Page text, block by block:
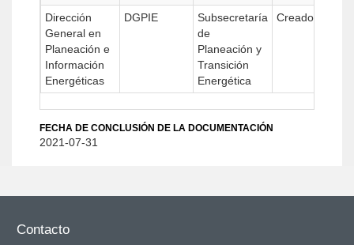
Dirección
General en
Planeación e
Información
Energéticas
DGPIE
Subsecretaría
de
Planeación y
Transición
Energética
Creador
FECHA DE CONCLUSIÓN DE LA DOCUMENTACIÓN
2021-07-31
Contacto